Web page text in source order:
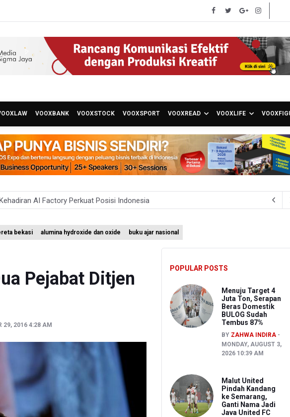
VOOXBANK VOOXSTOCK VOOXSPORT VOOXREAD VOOXLIFE
Bersubsidi dengan Konsep TOD di Kemayoran
Rencana Pembaruan Buku Ajar Nasional
Pangrango Ditutup karena Kebakaran Alun-alun Suryakancana
AI Factory Perkuat Posisi Indonesia
bekasi alumina hydroxide dan oxide buku ajar nasional
Pejabat Ditjen
29, 2016 4:28 AM
POPULAR POSTS
Menuju Target 4
Juta Ton, Serapan
Beras Domestik
BULOG Sudah
Tembus 87%
BY ZAHWA INDIRA
MONDAY, AUGUST 3,
2026 10:39 AM
Malut United
Pindah Kandang
ke Semarang,
Ganti Nama Jadi
Java United FC